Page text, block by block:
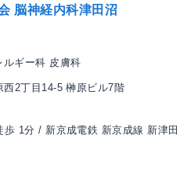
脳神経内科津田沼
ルギー科 皮膚科
2丁目14-5 榊原ビル7階
1分 / 新京成電鉄 新京成線 新津田